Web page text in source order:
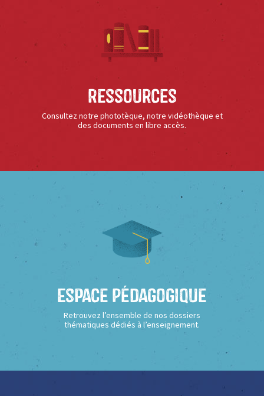
Ressources
Consultez notre phototèque, notre vidéothèque et
des documents en libre accès.
Espace Pédagogique
Retrouvez l’ensemble de nos dossiers
thématiques dédiés à l’enseignement.